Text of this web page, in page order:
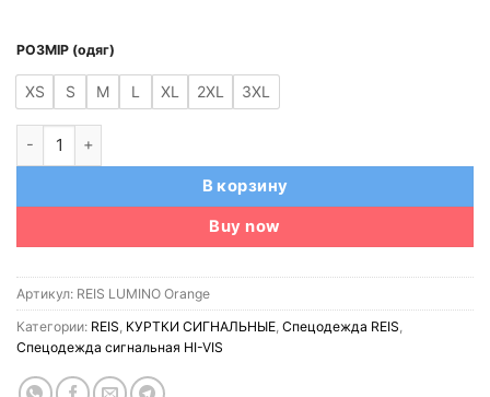
РОЗМІР (одяг)
XS S M L XL 2XL 3XL
В корзину
Buy now
Артикул: REIS LUMINO Orange
Категории: REIS, КУРТКИ СИГНАЛЬНЫЕ, Спецодежда REIS,
Спецодежда сигнальная HI-VIS